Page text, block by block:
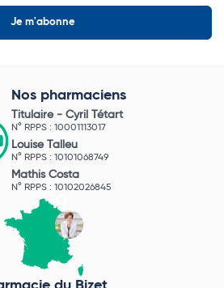
Nos pharmaciens
Titulaire - Cyril Tétart
N° RPPS : 10001113017
Louise Talleu
N° RPPS : 10101068749
Mathis Costa
N° RPPS : 10102026845